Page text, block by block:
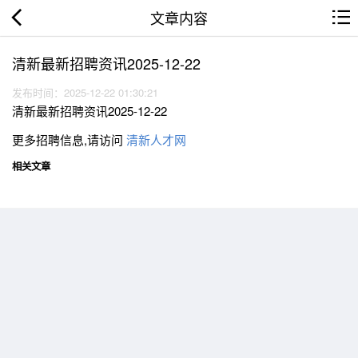
文章内容
清新最新招聘资讯2025-12-22
发布时间：2025-12-22 01:30:21
清新最新招聘资讯2025-12-22
更多招聘信息,请访问 清新人才网
相关文章